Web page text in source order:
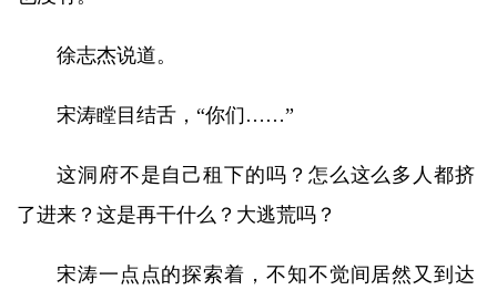
徐志杰说道。
宋涛瞠目结舌，“你们……”
这洞府不是自己租下的吗？怎么这么多人都挤
了进来？这是再干什么？大逃荒吗？
宋涛一点点的探索着，不知不觉间居然又到达